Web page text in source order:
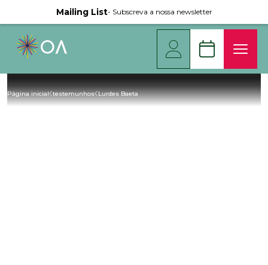
Mailing List- Subscreva a nossa newsletter
Página inicial testemunhos Lurdes Baeta